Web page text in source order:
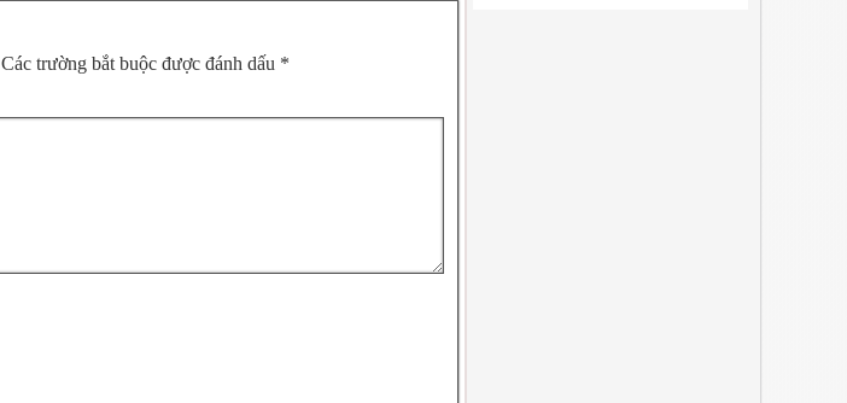
Các trường bắt buộc được đánh dấu *